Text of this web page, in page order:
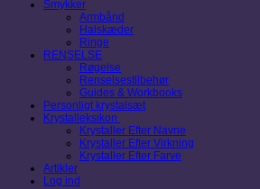
Smykker
Armbånd
Halskæder
Ringe
RENSELSE
Røgelse
Renselsestilbehør
Guides & Workbooks
Personligt krystalsæt
Krystalleksikon
Krystaller Efter Navne
Krystaller Efter Virkning
Krystaller Efter Farve
Artikler
Log ind